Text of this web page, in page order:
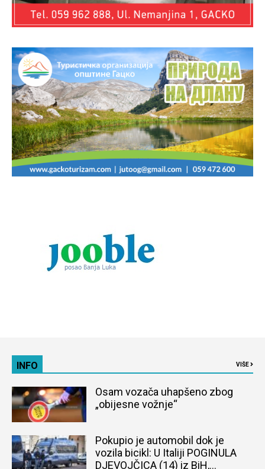
INFO VIŠE
Osam vozača uhapšeno zbog
„obijesne vožnje“
Pokupio je automobil dok je
vozila bicikl: U Italiji POGINULA
DJEVOJČICA (14) iz BiH,